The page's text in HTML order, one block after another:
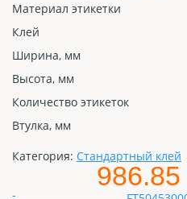
Материал этикетки
Клей
Ширина, мм
Высота, мм
Количество этикеток
Втулка, мм
Категория: Стандартный клей
986.85
-